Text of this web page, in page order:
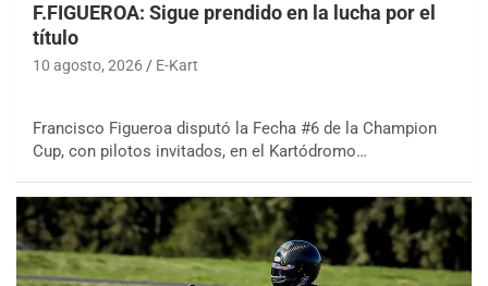
F.FIGUEROA: Sigue prendido en la lucha por el
título
10 agosto, 2026 E-Kart
Francisco Figueroa disputó la Fecha #6 de la Champion
Cup, con pilotos invitados, en el Kartódromo…